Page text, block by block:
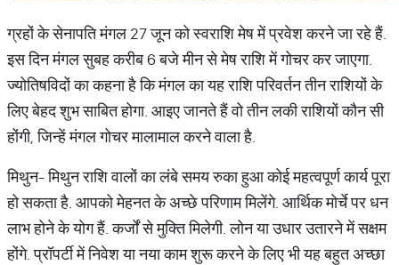
ग्रहों के सेनापति मंगल 27 जून को स्वराशि मेष में प्रवेश करने जा रहे हैं.
इस दिन मंगल सुबह करीब 6 बजे मीन से मेष राशि में गोचर कर जाएगा.
ज्योतिषविदों का कहना है कि मंगल का यह राशि परिवर्तन तीन राशियों के
लिए बेहद शुभ साबित होगा. आइए जानते हैं वो तीन लकी राशियों कौन सी
होंगी, जिन्हें मंगल गोचर मालामाल करने वाला है.
मिथुन- मिथुन राशि वालों का लंबे समय रुका हुआ कोई महत्वपूर्ण कार्य पूरा
हो सकता है. आपको मेहनत के अच्छे परिणाम मिलेंगे. आर्थिक मोर्चे पर धन
लाभ होने के योग हैं. कर्जों से मुक्ति मिलेगी. लोन या उधार उतारने में सक्षम
होंगे. प्रॉपर्टी में निवेश या नया काम शुरू करने के लिए भी यह बहुत अच्छा